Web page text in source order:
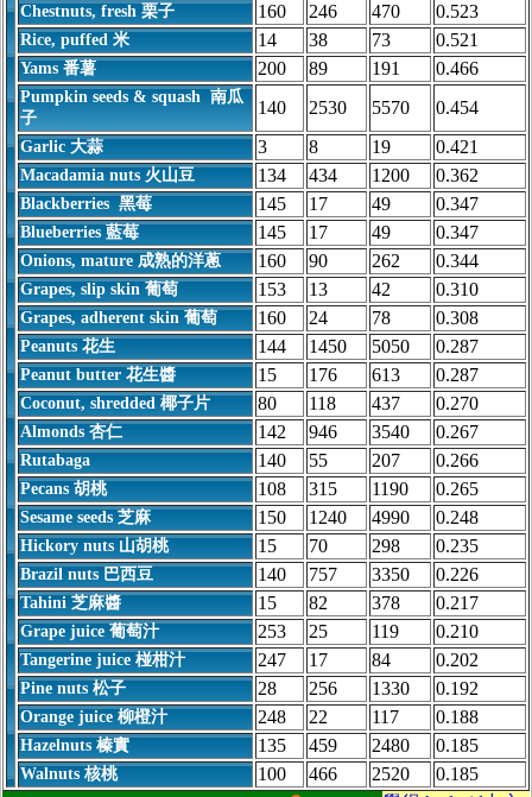
Chestnuts, fresh 栗子 160 246 470 0.523
Rice, puffed 米 14 38 73 0.521
Yams 番薯 200 89 191 0.466
Pumpkin seeds & squash 南瓜
子
140 2530 5570 0.454
Garlic 大蒜 3 8 19 0.421
Macadamia nuts 火山豆 134 434 1200 0.362
Blackberries 黑莓 145 17 49 0.347
Blueberries 藍莓 145 17 49 0.347
Onions, mature 成熟的洋蔥 160 90 262 0.344
Grapes, slip skin 葡萄 153 13 42 0.310
Grapes, adherent skin 葡萄 160 24 78 0.308
Peanuts 花生 144 1450 5050 0.287
Peanut butter 花生醬 15 176 613 0.287
Coconut, shredded 椰子片 80 118 437 0.270
Almonds 杏仁 142 946 3540 0.267
Rutabaga 140 55 207 0.266
Pecans 胡桃 108 315 1190 0.265
Sesame seeds 芝麻 150 1240 4990 0.248
Hickory nuts 山胡桃 15 70 298 0.235
Brazil nuts 巴西豆 140 757 3350 0.226
Tahini 芝麻醬 15 82 378 0.217
Grape juice 葡萄汁 253 25 119 0.210
Tangerine juice 椪柑汁 247 17 84 0.202
Pine nuts 松子 28 256 1330 0.192
Orange juice 柳橙汁 248 22 117 0.188
Hazelnuts 榛實 135 459 2480 0.185
Walnuts 核桃 100 466 2520
0.185